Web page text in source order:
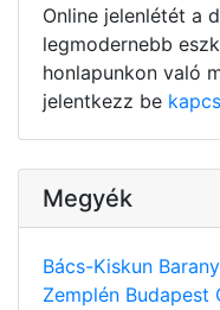
Online jelenlétét a
legmodernebb
honlapunkon való
jelentkezz be
Megyék
Bács-Kiskun
Zemplén Budapest